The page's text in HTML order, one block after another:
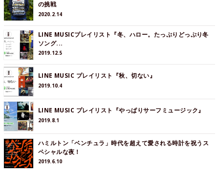
の挑戦
2020.2.14
LINE MUSICプレイリスト『冬、ハロー。たっぷりどっぷり冬
ソング...
2019.12.5
LINE MUSIC プレイリスト『秋、切ない』
2019.10.4
LINE MUSIC プレイリスト『やっぱりサーフミュージック』
2019.8.1
ハミルトン「ベンチュラ」時代を超えて愛される時計を祝うス
ペシャルな夜！
2019.6.10